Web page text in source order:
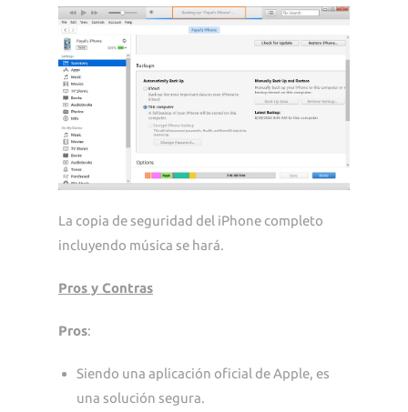
La copia de seguridad del iPhone completo
incluyendo música se hará.
Pros y Contras
Pros:
Siendo una aplicación oficial de Apple, es
una solución segura.